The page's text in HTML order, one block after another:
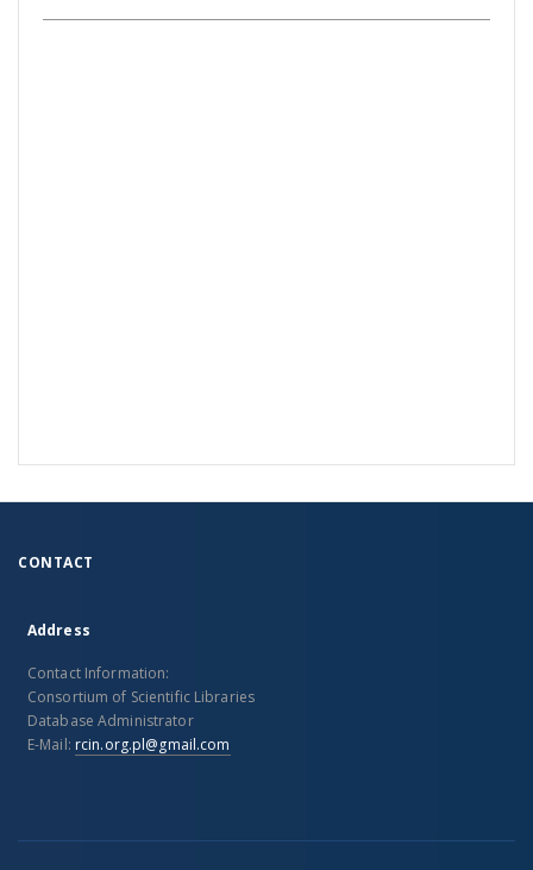
CONTACT
Address
Contact Information:
Consortium of Scientific Libraries
Database Administrator
E-Mail: rcin.org.pl@gmail.com